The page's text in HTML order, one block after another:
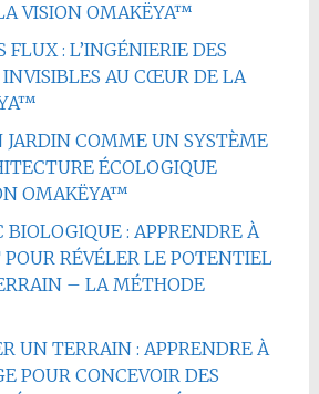
VISION OMAKËYA™
FLUX : L’INGÉNIERIE DES
AU CŒUR DE LA
JARDIN COMME UN SYSTÈME
ÉCOLOGIQUE
OMAKËYA™
BIOLOGIQUE : APPRENDRE À
RÉVÉLER LE POTENTIEL
– LA MÉTHODE
UN TERRAIN : APPRENDRE À
POUR CONCEVOIR DES